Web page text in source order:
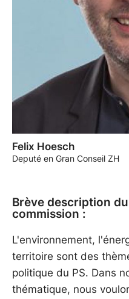
Felix Hoesch
Deputé en Gran Conseil ZH
Brève description
commission :
L'environnement,
territoire sont des
politique du PS. Dans
thématique, nous